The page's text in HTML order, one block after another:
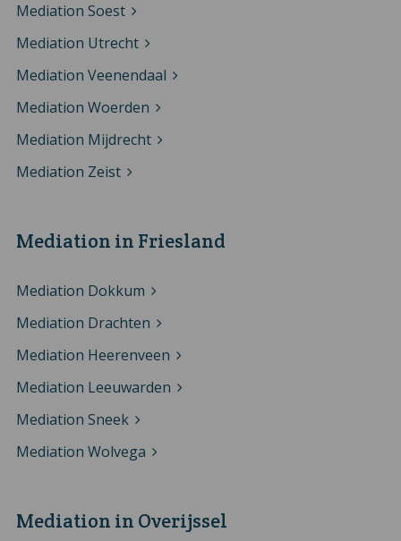
Mediation Soest
Mediation Utrecht
Mediation Veenendaal
Mediation Woerden
Mediation Mijdrecht
Mediation Zeist
Mediation in Friesland
Mediation Dokkum
Mediation Drachten
Mediation Heerenveen
Mediation Leeuwarden
Mediation Sneek
Mediation Wolvega
Mediation in Overijssel